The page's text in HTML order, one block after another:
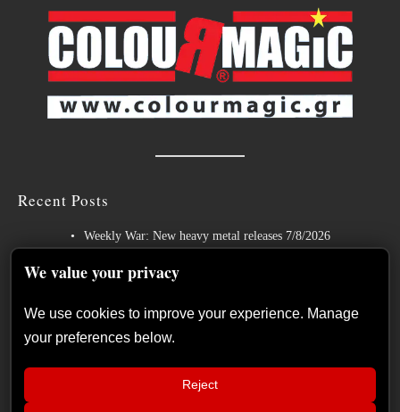
Recent Posts
Weekly War: New heavy metal releases 7/8/2026
Hills of Rock 2026 – Day 3: An Ideal Finale with Paradise Lost,
German Symphonic Metal Icons XANDRIA Presents New Album’s
Title Track
Wayfarer Release New Song feat. David Eugene Edwards and Tease
New Studio Album
We value your privacy
We use cookies to improve your experience. Manage
your preferences below.
Reject